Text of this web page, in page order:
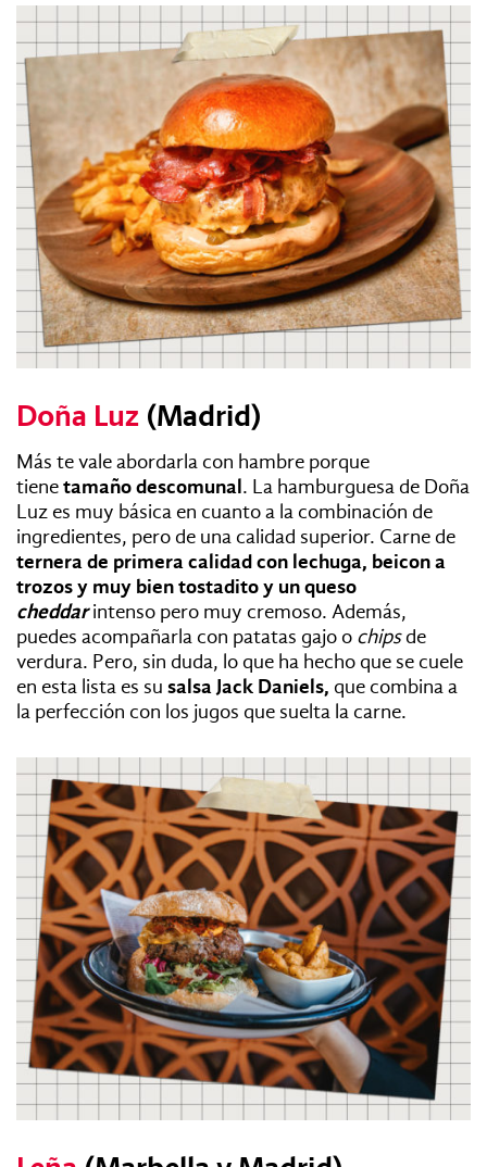
Doña Luz (Madrid)
Más te vale abordarla con hambre porque
tienetamaño descomunal. La hamburguesa de Doña
Luz es muy básica en cuanto a la combinación de
ingredientes, pero de una calidad superior. Carne de
ternera de primera calidad con lechuga, beicon a
trozos y muy bien tostadito y un queso
cheddarintenso pero muy cremoso. Además,
puedes acompañarla con patatas gajo o chipsde
verdura. Pero, sin duda, lo que ha hecho que se cuele
en esta lista es su salsa Jack Daniels, que combina a
la perfección con los jugos que suelta la carne.